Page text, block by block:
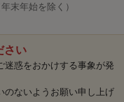
末年始を除く）
さい
迷惑をおかけする事象が発
のないようお願い申し上げ